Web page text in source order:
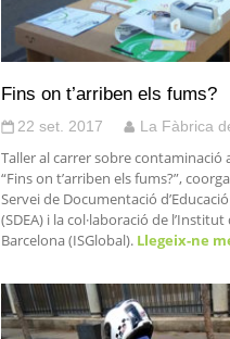
Fins on t’arriben els fums?
22 set. 2017 La Fàbrica
Taller al carrer sobre contaminació
“Fins on t’arriben els fums?”,
Servei de Documentació
(SDEA) i la col·laboració de
Barcelona (ISGlobal). Llegeix-ne